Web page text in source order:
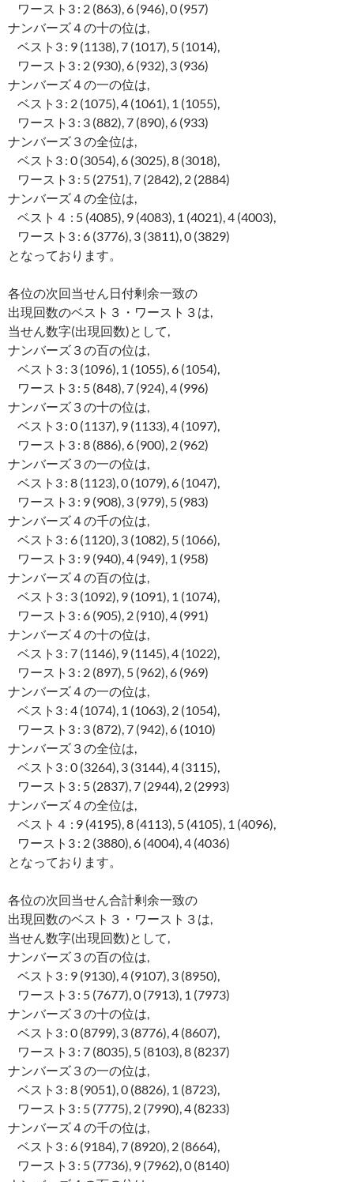
ワースト3 : 2 (863), 6 (946), 0 (957)
ナンバーズ４の十の位は,
ベスト3 : 9 (1138), 7 (1017), 5 (1014),
ワースト3 : 2 (930), 6 (932), 3 (936)
ナンバーズ４の一の位は,
ベスト3 : 2 (1075), 4 (1061), 1 (1055),
ワースト3 : 3 (882), 7 (890), 6 (933)
ナンバーズ３の全位は,
ベスト3 : 0 (3054), 6 (3025), 8 (3018),
ワースト3 : 5 (2751), 7 (2842), 2 (2884)
ナンバーズ４の全位は,
ベスト４ : 5 (4085), 9 (4083), 1 (4021), 4 (4003),
ワースト3 : 6 (3776), 3 (3811), 0 (3829)
となっております。
各位の次回当せん日付剰余一致の
出現回数のベスト３・ワースト３は,
当せん数字(出現回数)として,
ナンバーズ３の百の位は,
ベスト3 : 3 (1096), 1 (1055), 6 (1054),
ワースト3 : 5 (848), 7 (924), 4 (996)
ナンバーズ３の十の位は,
ベスト3 : 0 (1137), 9 (1133), 4 (1097),
ワースト3 : 8 (886), 6 (900), 2 (962)
ナンバーズ３の一の位は,
ベスト3 : 8 (1123), 0 (1079), 6 (1047),
ワースト3 : 9 (908), 3 (979), 5 (983)
ナンバーズ４の千の位は,
ベスト3 : 6 (1120), 3 (1082), 5 (1066),
ワースト3 : 9 (940), 4 (949), 1 (958)
ナンバーズ４の百の位は,
ベスト3 : 3 (1092), 9 (1091), 1 (1074),
ワースト3 : 6 (905), 2 (910), 4 (991)
ナンバーズ４の十の位は,
ベスト3 : 7 (1146), 9 (1145), 4 (1022),
ワースト3 : 2 (897), 5 (962), 6 (969)
ナンバーズ４の一の位は,
ベスト3 : 4 (1074), 1 (1063), 2 (1054),
ワースト3 : 3 (872), 7 (942), 6 (1010)
ナンバーズ３の全位は,
ベスト3 : 0 (3264), 3 (3144), 4 (3115),
ワースト3 : 5 (2837), 7 (2944), 2 (2993)
ナンバーズ４の全位は,
ベスト４ : 9 (4195), 8 (4113), 5 (4105), 1 (4096),
ワースト3 : 2 (3880), 6 (4004), 4 (4036)
となっております。
各位の次回当せん合計剰余一致の
出現回数のベスト３・ワースト３は,
当せん数字(出現回数)として,
ナンバーズ３の百の位は,
ベスト3 : 9 (9130), 4 (9107), 3 (8950),
ワースト3 : 5 (7677), 0 (7913), 1 (7973)
ナンバーズ３の十の位は,
ベスト3 : 0 (8799), 3 (8776), 4 (8607),
ワースト3 : 7 (8035), 5 (8103), 8 (8237)
ナンバーズ３の一の位は,
ベスト3 : 8 (9051), 0 (8826), 1 (8723),
ワースト3 : 5 (7775), 2 (7990), 4 (8233)
ナンバーズ４の千の位は,
ベスト3 : 6 (9184), 7 (8920), 2 (8664),
ワースト3 : 5 (7736), 9 (7962), 0 (8140)